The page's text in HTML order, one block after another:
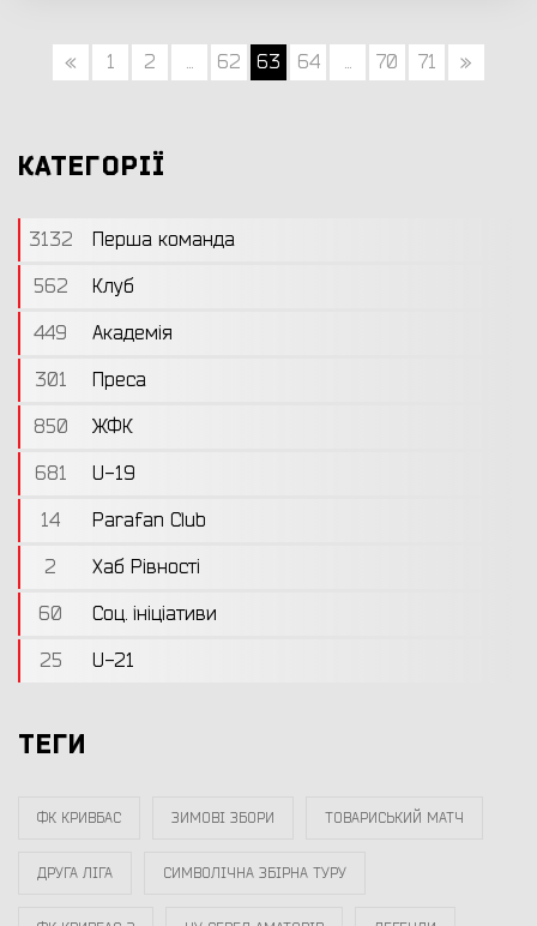
« 1 2 ... 62 63 64 ... 70 71 »
КАТЕГОРІЇ
3132
Перша команда
562
Клуб
449
Академія
301
Преса
850
ЖФК
681
U-19
14
Parafan Club
2
Хаб Рівності
60
Соц. ініціативи
25
U-21
ТЕГИ
ФК КРИВБАС ЗИМОВІ ЗБОРИ ТОВАРИСЬКИЙ МАТЧ
ДРУГА ЛІГА СИМВОЛІЧНА ЗБІРНА ТУРУ